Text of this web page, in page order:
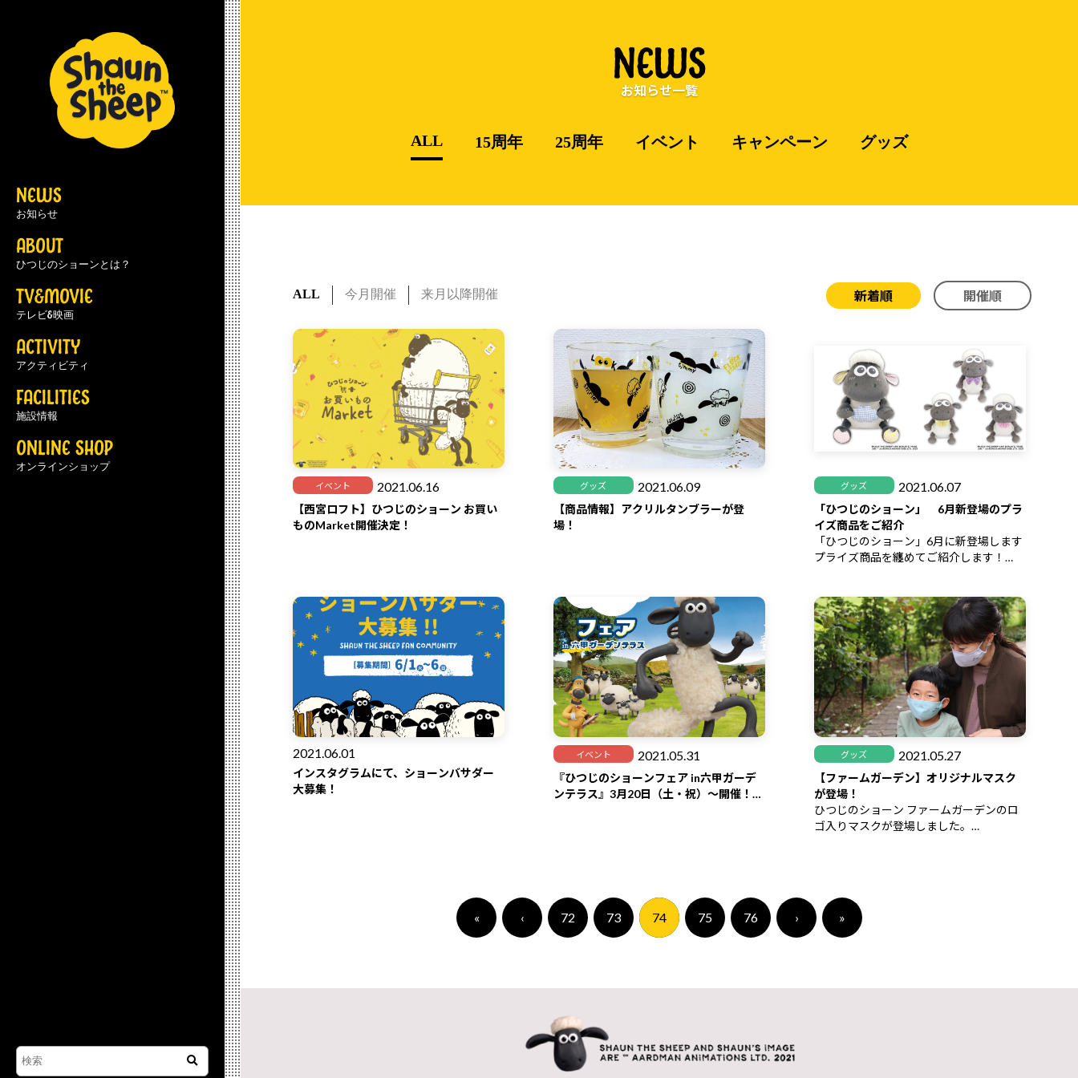
NEWS
お知らせ
ABOUT
ひつじのショーンとは？
TV&MOVIE
テレビ&映画
ACTIVITY
アクティビティ
FACILITIES
施設情報
ONLINE SHOP
オンラインショップ
NEWS
お知らせ一覧
ALL 15周年 25周年 イベント キャンペーン グッズ
ALL 今月開催 来月以降開催 新着順 開催順
イベント 2021.06.16
【西宮ロフト】ひつじのショーン お買い
ものMarket開催決定！
グッズ 2021.06.09
【商品情報】アクリルタンブラーが登
場！
グッズ 2021.06.07
「ひつじのショーン」 6月新登場のプラ
イズ商品をご紹介
「ひつじのショーン」6月に新登場します
プライズ商品を纏めてご紹介します！
2021.06.01
インスタグラムにて、ショーンバサダー
大募集！
イベント 2021.05.31
『ひつじのショーンフェア in六甲ガーデ
ンテラス』3月20日（土・祝）～開催！※
グッズ 2021.05.27
【ファームガーデン】オリジナルマスク
が登場！
ひつじのショーン ファームガーデンのロ
ゴ入りマスクが登場しました。
« ‹ 72 73 74 75 76 › »